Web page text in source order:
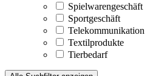
Spielwarengeschäft
Sportgeschäft
Telekommunikation
Textilprodukte
Tierbedarf